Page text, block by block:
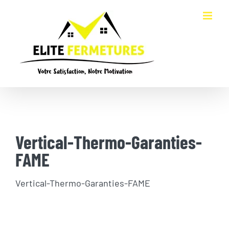
Vertical-Thermo-Garanties-
FAME
Vertical-Thermo-Garanties-FAME